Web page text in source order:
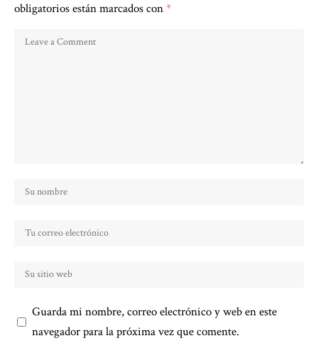
obligatorios están marcados con*
Guarda mi nombre, correo electrónico y web en este
navegador para la próxima vez que comente.